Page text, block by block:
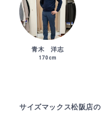
青木 洋志
170cm
サイズマックス松阪店